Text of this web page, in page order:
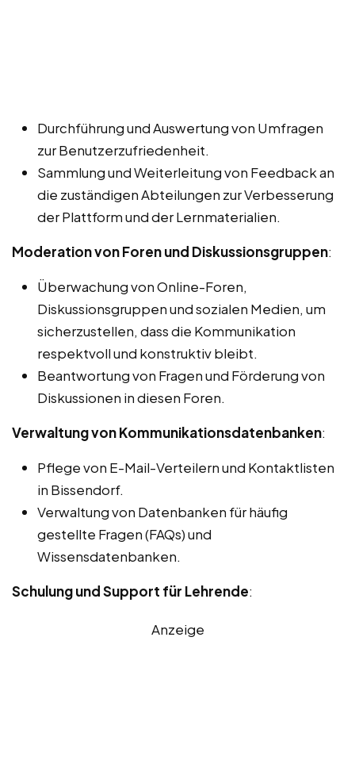
Durchführung und Auswertung von Umfragen
zur Benutzerzufriedenheit.
Sammlung und Weiterleitung von Feedback an
die zuständigen Abteilungen zur Verbesserung
der Plattform und der Lernmaterialien.
Moderation von Foren und Diskussionsgruppen:
Überwachung von Online-Foren,
Diskussionsgruppen und sozialen Medien, um
sicherzustellen, dass die Kommunikation
respektvoll und konstruktiv bleibt.
Beantwortung von Fragen und Förderung von
Diskussionen in diesen Foren.
Verwaltung von Kommunikationsdatenbanken:
Pflege von E-Mail-Verteilern und Kontaktlisten
in Bissendorf.
Verwaltung von Datenbanken für häufig
gestellte Fragen (FAQs) und
Wissensdatenbanken.
Schulung und Support für Lehrende:
Anzeige